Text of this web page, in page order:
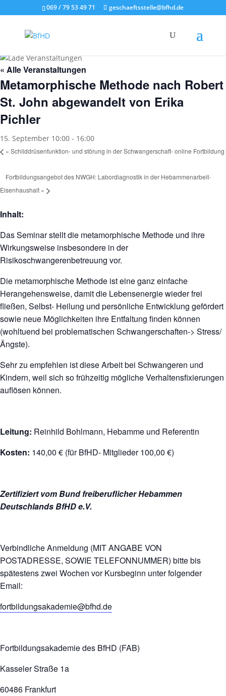
069 / 79 53 49 71 geschaeftsstelle@bfhd.de
« Alle Veranstaltungen
Metamorphische Methode nach Robert
St. John abgewandelt von Erika
Pichler
15. September 10:00 - 16:00
« Schilddrüsenfunktion- und störung in der Schwangerschaft- online Fortbildung
Fortbildungsangebot des NWGH: Labordiagnostik in der Hebammenarbeit-
Eisenhaushalt »
Inhalt:
Das Seminar stellt die metamorphische Methode und ihre
Wirkungsweise insbesondere in der
Risikoschwangerenbetreuung vor.
Die metamorphische Methode ist eine ganz einfache
Herangehensweise, damit die Lebensenergie wieder frei
fließen, Selbst- Heilung und persönliche Entwicklung gefördert
sowie neue Möglichkeiten ihre Entfaltung finden können
(wohltuend bei problematischen Schwangerschaften-> Stress/
Ängste).
Sehr zu empfehlen ist diese Arbeit bei Schwangeren und
Kindern, weil sich so frühzeitig mögliche Verhaltensfixierungen
auflösen können.
Leitung: Reinhild Bohlmann, Hebamme und Referentin
Kosten: 140,00 € (für BfHD- Mitglieder 100,00 €)
Zertifiziert vom Bund freiberuflicher Hebammen
Deutschlands BfHD e.V.
Verbindliche Anmeldung (MIT ANGABE VON
POSTADRESSE, SOWIE TELEFONNUMMER) bitte bis
spätestens zwei Wochen vor Kursbeginn unter folgender
Email:
fortbildungsakademie@bfhd.de
Fortbildungsakademie des BfHD (FAB)
Kasseler Straße 1a
60486 Frankfurt